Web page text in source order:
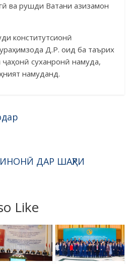
ва рушди Ватани азизамон
конститутсионӣ
Д.Р. оид ба таърих
суханронӣ намуда,
намуданд.
ДАР ШАҲРИ
Like